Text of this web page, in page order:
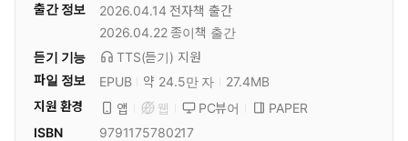
출간 정보 2026.04.14 전자책 출간
2026.04.22 종이책 출간
듣기 기능
TTS(듣기) 지원
파일 정보
EPUB 약 24.5만 자
27.4MB
지원 환경
앱 웹 PC뷰어
PAPER
ISBN
9791175780217